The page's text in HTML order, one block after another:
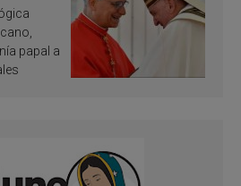
papal a